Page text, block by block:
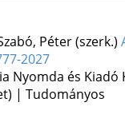
Péter (szerk.)
2027
Nyomda és Kiadó
| Tudományos